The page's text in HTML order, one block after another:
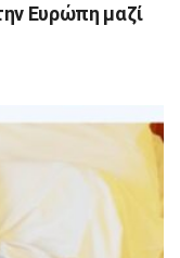
Ευρώπη μαζί